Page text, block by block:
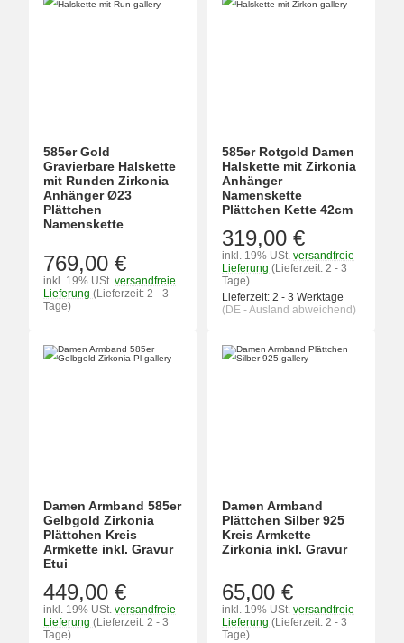
585er Gold
Gravierbare Halskette
mit Runden Zirkonia
Anhänger Ø23
Plättchen
Namenskette
769,00 €
inkl. 19% USt. versandfreie
Lieferung (Lieferzeit: 2 - 3
Tage)
585er Rotgold Damen
Halskette mit Zirkonia
Anhänger
Namenskette
Plättchen Kette 42cm
319,00 €
inkl. 19% USt. versandfreie
Lieferung (Lieferzeit: 2 - 3
Tage)
Lieferzeit: 2 - 3 Werktage
(DE - Ausland abweichend)
Damen Armband 585er
Gelbgold Zirkonia
Plättchen Kreis
Armkette inkl. Gravur
Etui
449,00 €
inkl. 19% USt. versandfreie
Lieferung (Lieferzeit: 2 - 3
Tage)
Damen Armband
Plättchen Silber 925
Kreis Armkette
Zirkonia inkl. Gravur
65,00 €
inkl. 19% USt. versandfreie
Lieferung (Lieferzeit: 2 - 3
Tage)